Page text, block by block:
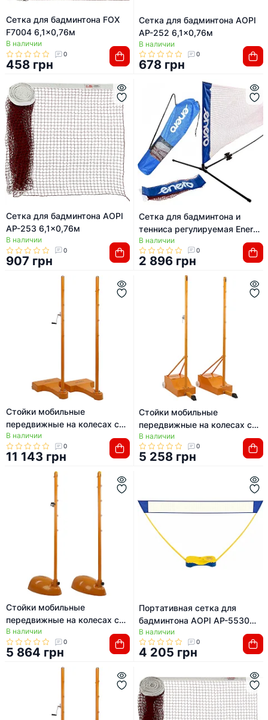
Сетка для бадминтона FOX
F7004 6,1x0,76м
В наличии
0
458 грн
Сетка для бадминтона AOPI
AP-252 6,1x0,76м
В наличии
0
678 грн
Сетка для бадминтона AOPI
AP-253 6,1x0,76м
В наличии
0
907 грн
Сетка для бадминтона и
тенниса регулируемая Enero
310 x 76 см
В наличии
0
2 896 грн
Стойки мобильные
передвижные на колесах с
противовесами для
бадминтона и волейбола 2шт
AOPI AP-8909
В наличии
0
11 143 грн
Стойки мобильные
передвижные на колесах с
противовесами для
бадминтона и волейбола 2шт
AOPI AP-8912
В наличии
0
5 258 грн
Стойки мобильные
передвижные на колесах с
противовесами для
бадминтона и волейбола 2шт
AOPI AP-8908
В наличии
0
5 864 грн
Портативная сетка для
бадминтона AOPI AP-5530
(Желтый)
В наличии
0
4 205 грн